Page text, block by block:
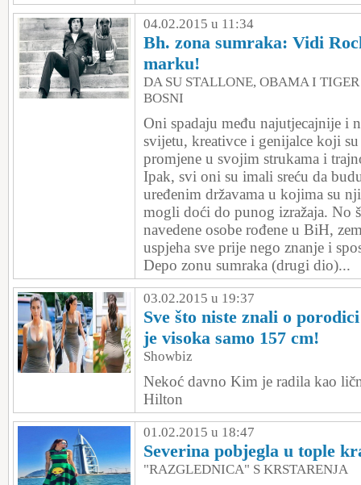
04.02.2015 u 11:34
Bh. zona sumraka: Vidi
marku!
DA SU STALLONE, OBAMA I
BOSNI
Oni spadaju među najutjecajnije i
svijetu, kreativce i genijalce koji
promjene u svojim strukama i
Ipak, svi oni su imali sreću da
uređenim državama u kojima su
mogli doći do punog izražaja. No
navedene osobe rođene u BiH,
uspjeha sve prije nego znanje i
Depo zonu sumraka (drugi dio)...
03.02.2015 u 19:37
Sve što niste znali o
je visoka samo 157 cm!
Showbiz
Nekoć davno Kim je radila kao
Hilton
01.02.2015 u 18:47
Severina pobjegla u tople
"RAZGLEDNICA" S KRSTARENJA